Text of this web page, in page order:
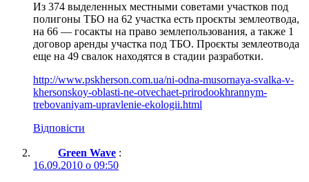
Из 374 выделенных местными советами участков под
полигоны ТБО на 62 участка есть проєкты землеотвода,
на 66 — госакты на право землепользования, а также 1
договор аренды участка под ТБО. Проєкты землеотвода
еще на 49 свалок находятся в стадии разработки.
http://www.pskherson.com.ua/ni-odna-musornaya-svalka-v-
khersonskoy-oblasti-ne-otvechaet-prirodookhrannym-
trebovaniyam-upravlenie-ekologii.html
Відповісти
Green Wave :
16.09.2010 о 09:50